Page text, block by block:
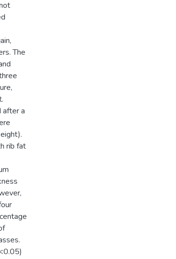
The
after a
rib fat